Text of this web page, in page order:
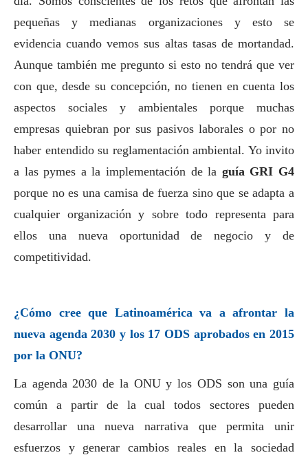
pequeñas y medianas organizaciones y esto se
evidencia cuando vemos sus altas tasas de mortandad.
Aunque también me pregunto si esto no tendrá que ver
con que, desde su concepción, no tienen en cuenta los
aspectos sociales y ambientales porque muchas
empresas quiebran por sus pasivos laborales o por no
haber entendido su reglamentación ambiental. Yo invito
a laspymes a la implementación de la guía GRI G4
porque no es una camisa de fuerza sino que se adapta a
cualquier organización y sobre todo representa para
ellos una nueva oportunidad de negocio y de
competitividad.
¿Cómo cree que Latinoamérica va a afrontar la
nueva agenda 2030 y los 17 ODS aprobados en 2015
por la ONU?
La agenda 2030 de la ONU y los ODS son una guía
común a partir de la cual todos sectores pueden
desarrollar una nueva narrativa que permita unir
esfuerzos y generar cambios reales en la sociedad